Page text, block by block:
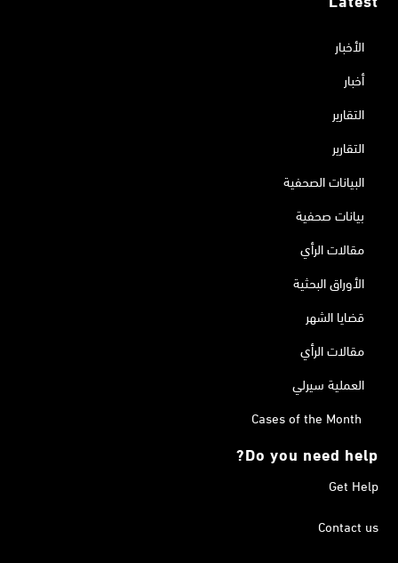
الأخبار
أخبار
التقارير
التقارير
البيانات الصحفية
بيانات صحفية
مقالات الرأي
الأوراق البحثية
قضايا الشهر
مقالات الرأي
العملية سيرلي
Cases of the Month
Do you need help?
Get Help
Contact us